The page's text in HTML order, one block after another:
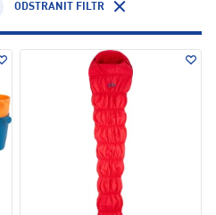
ODSTRANIT FILTR